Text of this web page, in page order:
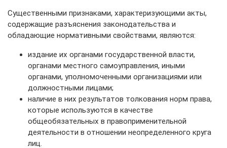
Существенными признаками, характеризующими акты,
содержащие разъяснения законодательства и
обладающие нормативными свойствами, являются:
издание их органами государственной власти,
органами местного самоуправления, иными
органами, уполномоченными организациями или
должностными лицами;
наличие в них результатов толкования норм права,
которые используются в качестве
общеобязательных в правоприменительной
деятельности в отношении неопределенного круга
лиц.